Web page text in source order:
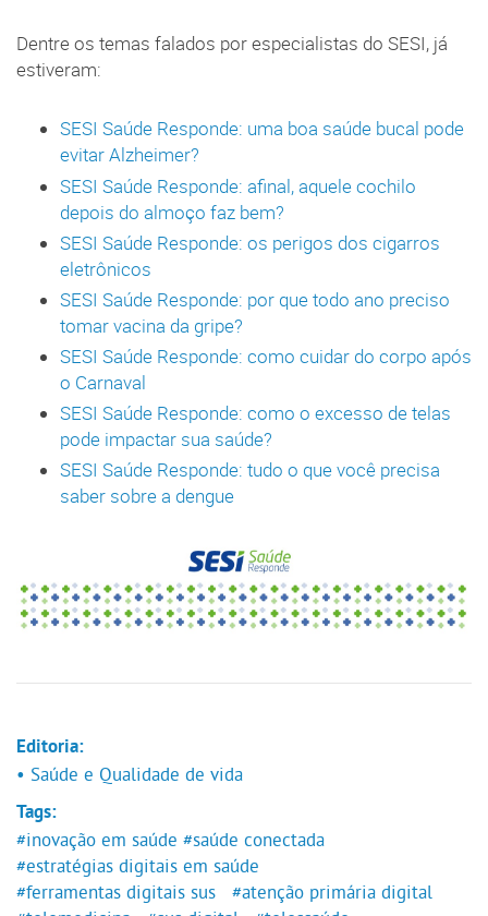
Dentre os temas falados por especialistas do SESI, já
estiveram:
SESI Saúde Responde: uma boa saúde bucal pode
evitar Alzheimer?
SESI Saúde Responde: afinal, aquele cochilo
depois do almoço faz bem?
SESI Saúde Responde: os perigos dos cigarros
eletrônicos
SESI Saúde Responde: por que todo ano preciso
tomar vacina da gripe?
SESI Saúde Responde: como cuidar do corpo após
o Carnaval
SESI Saúde Responde: como o excesso de telas
pode impactar sua saúde?
SESI Saúde Responde: tudo o que você precisa
saber sobre a dengue
Editoria:
• Saúde e Qualidade de vida
Tags:
#inovação em saúde #saúde conectada
#estratégias digitais em saúde
#ferramentas digitais sus
#atenção primária digital